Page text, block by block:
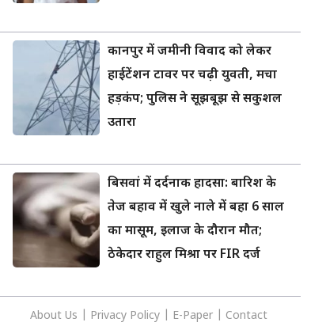
कानपुर में जमीनी विवाद को लेकर
हाईटेंशन टावर पर चढ़ी युवती, मचा
हड़कंप; पुलिस ने सूझबूझ से सकुशल
उतारा
बिसवां में दर्दनाक हादसा: बारिश के
तेज बहाव में खुले नाले में बहा 6 साल
का मासूम, इलाज के दौरान मौत;
ठेकेदार राहुल मिश्रा पर FIR दर्ज
About Us Privacy Policy E-Paper Contact